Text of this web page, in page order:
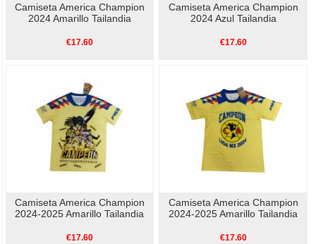
Camiseta America Champion
2024 Amarillo Tailandia
€17.60
Camiseta America Champion
2024 Azul Tailandia
€17.60
Camiseta America Champion
2024-2025 Amarillo Tailandia
€17.60
Camiseta America Champion
2024-2025 Amarillo Tailandia
€17.60